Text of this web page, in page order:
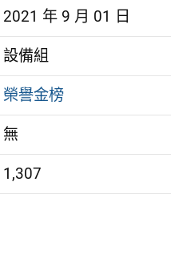
2021 年 9 月 01 日
設備組
榮譽金榜
無
1,307